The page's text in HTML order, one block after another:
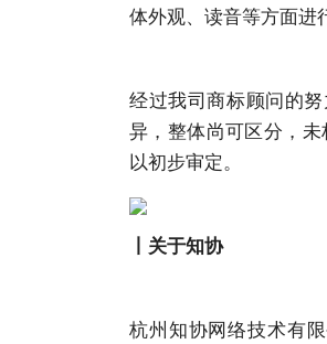
体外观、读音等方面进
经过我司商标顾问的
异，整体尚可区分，
以初步审定。
丨 关于知协
杭州知协网络技术有